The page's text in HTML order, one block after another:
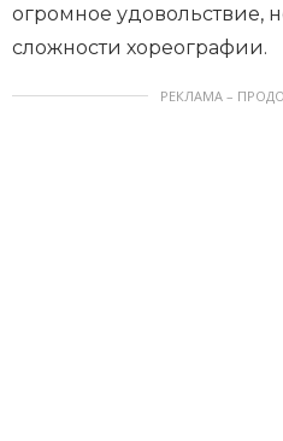
огромное удовольствие,
сложности хореографии.
РЕКЛАМА –